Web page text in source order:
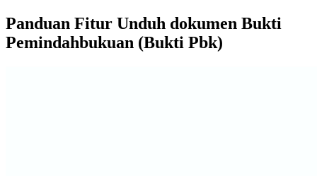
Panduan Fitur Unduh dokumen Bukti
Pemindahbukuan (Bukti Pbk)